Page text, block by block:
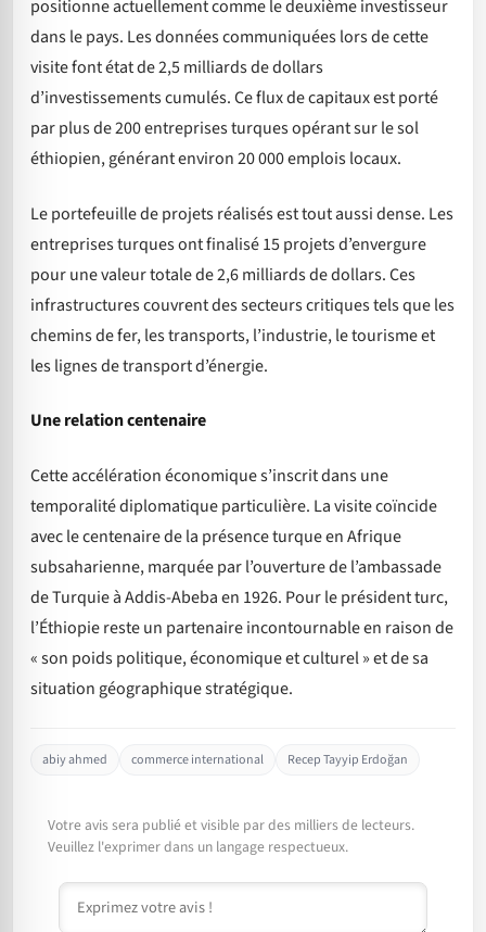
positionne actuellement comme le deuxième investisseur
dans le pays. Les données communiquées lors de cette
visite font état de 2,5 milliards de dollars
d’investissements cumulés. Ce flux de capitaux est porté
par plus de 200 entreprises turques opérant sur le sol
éthiopien, générant environ 20 000 emplois locaux.
Le portefeuille de projets réalisés est tout aussi dense. Les
entreprises turques ont finalisé 15 projets d’envergure
pour une valeur totale de 2,6 milliards de dollars. Ces
infrastructures couvrent des secteurs critiques tels que les
chemins de fer, les transports, l’industrie, le tourisme et
les lignes de transport d’énergie.
Une relation centenaire
Cette accélération économique s’inscrit dans une
temporalité diplomatique particulière. La visite coïncide
avec le centenaire de la présence turque en Afrique
subsaharienne, marquée par l’ouverture de l’ambassade
de Turquie à Addis-Abeba en 1926. Pour le président turc,
l’Éthiopie reste un partenaire incontournable en raison de
« son poids politique, économique et culturel » et de sa
situation géographique stratégique.
abiy ahmed commerce international Recep Tayyip Erdoğan
Votre avis sera publié et visible par des milliers de lecteurs.
Veuillez l'exprimer dans un langage respectueux.
Commentaire